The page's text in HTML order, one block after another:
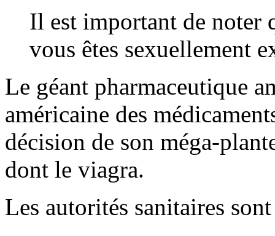
Il est important de noter
vous êtes sexuellement
Le géant pharmaceutique
américaine des
décision de son méga-
dont le viagra.
Les autorités sanitaires